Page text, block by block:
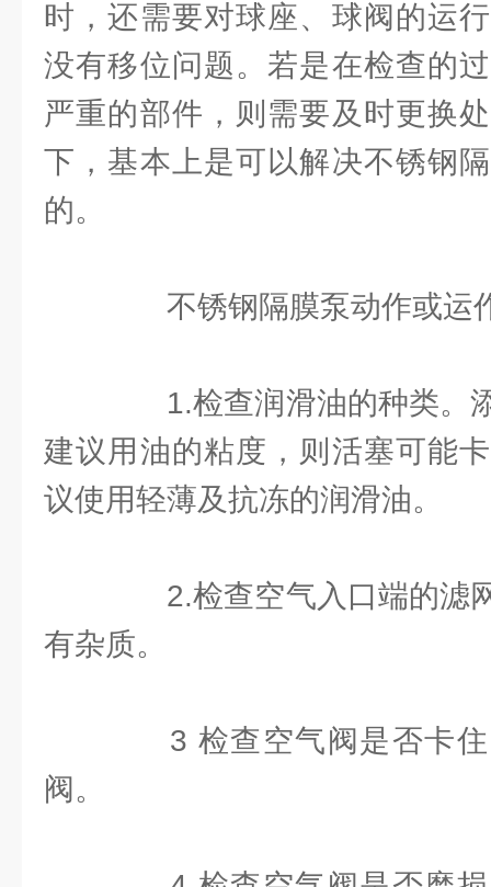
时，还需要对球座、球阀的运
没有移位问题。若是在检查的
严重的部件，则需要及时更换
下，基本上是可以解决不锈钢
的。
不锈钢隔膜泵动作或运
1.检查润滑油的种类。
建议用油的粘度，则活塞可能
议使用轻薄及抗冻的润滑油。
2.检查空气入口端的滤
有杂质。
3 检查空气阀是否卡住
阀。